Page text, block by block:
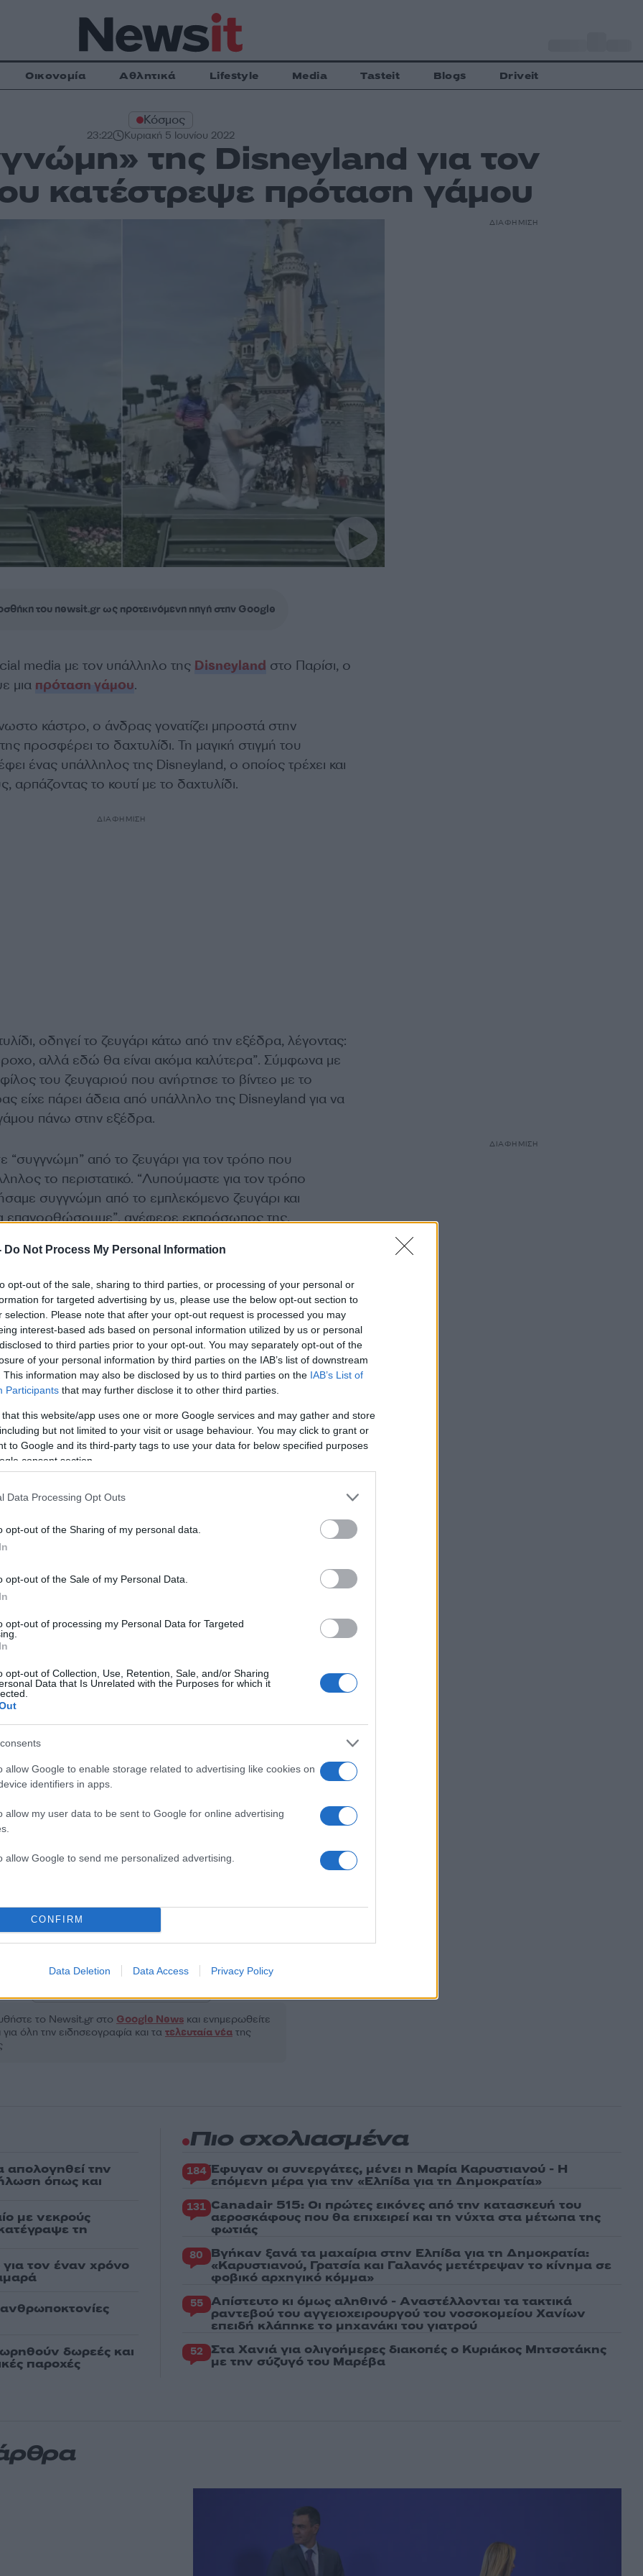
Do Not Process My Personal Information
opt-out of the sale, sharing to third parties, or processing of your personal or
for targeted advertising by us, please use the below opt-out section to
selection. Please note that after your opt-out request is processed you may
interest-based ads based on personal information utilized by us or personal
to third parties prior to your opt-out. You may separately opt-out of the
of your personal information by third parties on the IAB’s list of downstream
This information may also be disclosed by us to third parties on the IAB’s List of
Participants that may further disclose it to other third parties.
that this website/app uses one or more Google services and may gather and store
but not limited to your visit or usage behaviour. You may click to grant or
to Google and its third-party tags to use your data for below specified purposes
consent section.
Data Processing Opt Outs
opt-out of the Sharing of my personal data.
opt-out of the Sale of my Personal Data.
opt-out of processing my Personal Data for Targeted
opt-out of Collection, Use, Retention, Sale, and/or Sharing
Data that Is Unrelated with the Purposes for which it
allow Google to enable storage related to advertising like cookies on
identifiers in apps.
allow my user data to be sent to Google for online advertising
allow Google to send me personalized advertising.
CONFIRM
Data Deletion Data Access Privacy Policy
Οικονομία Αθλητικά Lifestyle Media Tasteit Blogs Driveit
Κόσμος
23:22 Κυριακή 5 Ιουνίου 2022
της Disneyland για τον
κατέστρεψε πρόταση γάμου
του newsit.gr ως προτεινόμενη πηγή στην Google
media με τον υπάλληλο της Disneyland στο Παρίσι, ο
μια πρόταση γάμου.
κάστρο, ο άνδρας γονατίζει μπροστά στην
προσφέρει το δαχτυλίδι. Τη μαγική στιγμή του
ένας υπάλληλος της Disneyland, ο οποίος τρέχει και
αρπάζοντας το κουτί με το δαχτυλίδι.
ΔΙΑΦΗΜΙΣΗ
οδηγεί το ζευγάρι κάτω από την εξέδρα, λέγοντας:
αλλά εδώ θα είναι ακόμα καλύτερα”. Σύμφωνα με
του ζευγαριού που ανήρτησε το βίντεο με το
είχε πάρει άδεια από υπάλληλο της Disneyland για να
πάνω στην εξέδρα.
“συγγνώμη” από το ζευγάρι για τον τρόπο που
το περιστατικό. “Λυπούμαστε για τον τρόπο
συγγνώμη από το εμπλεκόμενο ζευγάρι και
επανορθώσουμε”, ανέφερε εκπρόσωπος της.
(@WhistleUncut)June 3, 2022
ΔΙΑΦΗΜΙΣΗ
Υποβολή σχολίου
Κόσμος
το Νewsit.gr στο Google Newsκαι ενημερωθείτε
όλη την ειδησεογραφία και τα τελευταία νέατης
ΔΙΑΦΗΜΙΣΗ
ΔΙΑΦΗΜΙΣΗ
την
όπως και
με νεκρούς
τη
τον έναν χρόνο
δωρεές και
παροχές
Πιο σχολιασμένα
184 Έφυγαν οι συνεργάτες, μένει η Μαρία Καρυστιανού - Η
επόμενη μέρα για την «Ελπίδα για τη Δημοκρατία»
131 Canadair 515: Οι πρώτες εικόνες από την κατασκευή του
αεροσκάφους που θα επιχειρεί και τη νύχτα στα μέτωπα της
φωτιάς
80 Βγήκαν ξανά τα μαχαίρια στην Ελπίδα για τη Δημοκρατία:
«Καρυστιανού, Γρατσία και Γαλανός μετέτρεψαν το κίνημα σε
φοβικό αρχηγικό κόμμα»
55 Απίστευτο κι όμως αληθινό - Aναστέλλονται τα τακτικά
ραντεβού του αγγειοχειρουργού του νοσοκομείου Χανίων
επειδή κλάπηκε το μηχανάκι του γιατρού
52 Στα Χανιά για ολιγοήμερες διακοπές ο Κυριάκος Μητσοτάκης
με την σύζυγό του Μαρέβα